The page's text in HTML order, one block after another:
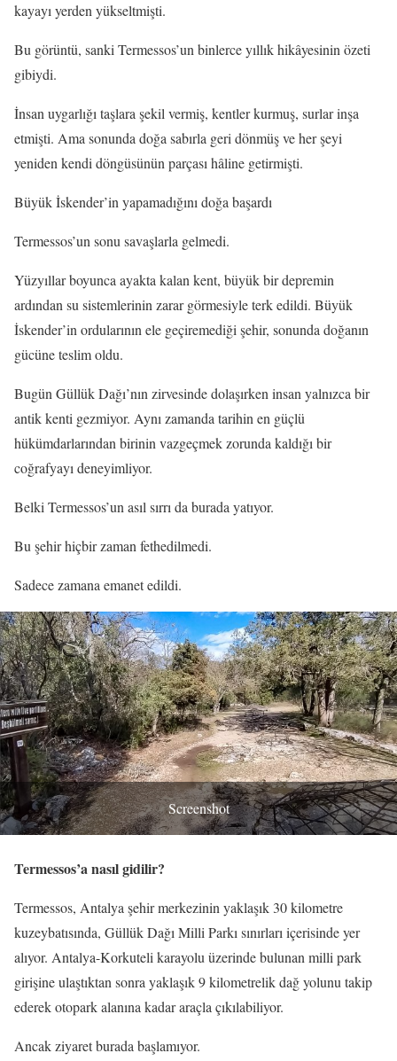
kayayı yerden yükseltmişti.
Bu görüntü, sanki Termessos’un binlerce yıllık hikâyesinin özeti
gibiydi.
İnsan uygarlığı taşlara şekil vermiş, kentler kurmuş, surlar inşa
etmişti. Ama sonunda doğa sabırla geri dönmüş ve her şeyi
yeniden kendi döngüsünün parçası hâline getirmişti.
Büyük İskender’in yapamadığını doğa başardı
Termessos’un sonu savaşlarla gelmedi.
Yüzyıllar boyunca ayakta kalan kent, büyük bir depremin
ardından su sistemlerinin zarar görmesiyle terk edildi. Büyük
İskender’in ordularının ele geçiremediği şehir, sonunda doğanın
gücüne teslim oldu.
Bugün Güllük Dağı’nın zirvesinde dolaşırken insan yalnızca bir
antik kenti gezmiyor. Aynı zamanda tarihin en güçlü
hükümdarlarından birinin vazgeçmek zorunda kaldığı bir
coğrafyayı deneyimliyor.
Belki Termessos’un asıl sırrı da burada yatıyor.
Bu şehir hiçbir zaman fethedilmedi.
Sadece zamana emanet edildi.
Screenshot
Termessos’a nasıl gidilir?
Termessos, Antalya şehir merkezinin yaklaşık 30 kilometre
kuzeybatısında, Güllük Dağı Milli Parkı sınırları içerisinde yer
alıyor. Antalya-Korkuteli karayolu üzerinde bulunan milli park
girişine ulaştıktan sonra yaklaşık 9 kilometrelik dağ yolunu takip
ederek otopark alanına kadar araçla çıkılabiliyor.
Ancak ziyaret burada başlamıyor.